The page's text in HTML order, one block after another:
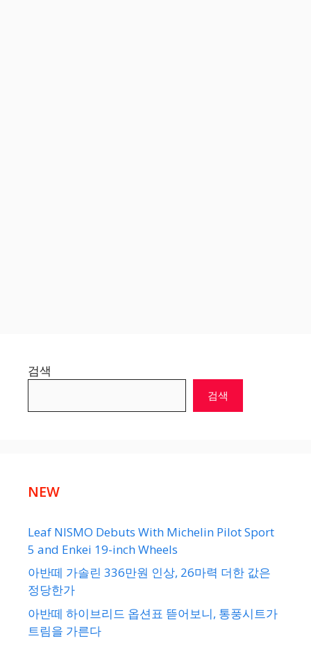
검색
검색
NEW
Leaf NISMO Debuts With Michelin Pilot Sport
5 and Enkei 19-inch Wheels
아반떼 가솔린 336만원 인상, 26마력 더한 값은
정당한가
아반떼 하이브리드 옵션표 뜯어보니, 통풍시트가
트림을 가른다